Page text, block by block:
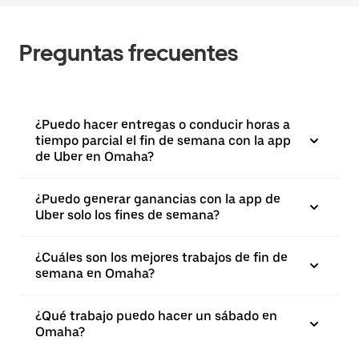
Preguntas frecuentes
¿Puedo hacer entregas o conducir horas a
tiempo parcial el fin de semana con la app
de Uber en Omaha?
¿Puedo generar ganancias con la app de
Uber solo los fines de semana?
¿Cuáles son los mejores trabajos de fin de
semana en Omaha?
¿Qué trabajo puedo hacer un sábado en
Omaha?